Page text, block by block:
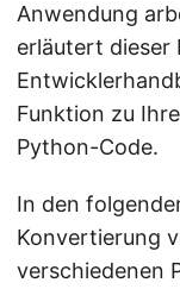
Anwendung
erläutert dieser
Funktion zu
Python-Code.
In den
Konvertierung
verschiedenen